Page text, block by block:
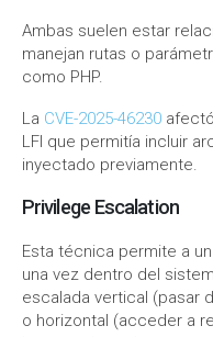
Ambas suelen estar
manejan rutas o
como PHP.
La CVE-2025-46230
LFI que permitía incluir
inyectado previamente.
Privilege Escalation
Esta técnica permite a
una vez dentro del
escalada vertical (pasar
o horizontal (acceder a